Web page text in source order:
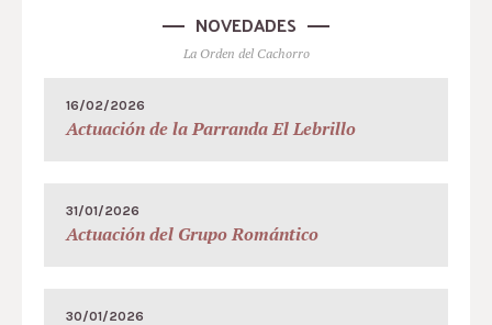
NOVEDADES
La Orden del Cachorro
16/02/2026
Actuación de la Parranda El Lebrillo
31/01/2026
Actuación del Grupo Romántico
30/01/2026